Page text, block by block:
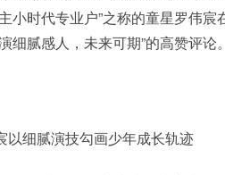
小时代专业户”之称的童星罗伟
腻感人，未来可期”的高赞评论。
细腻演技勾画少年成长轨迹